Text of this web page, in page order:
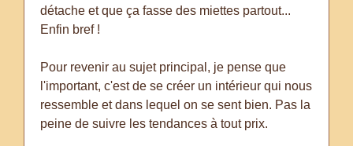
détache et que ça fasse des miettes partout...
Enfin bref !
Pour revenir au sujet principal, je pense que
l'important, c'est de se créer un intérieur qui nous
ressemble et dans lequel on se sent bien. Pas la
peine de suivre les tendances à tout prix.